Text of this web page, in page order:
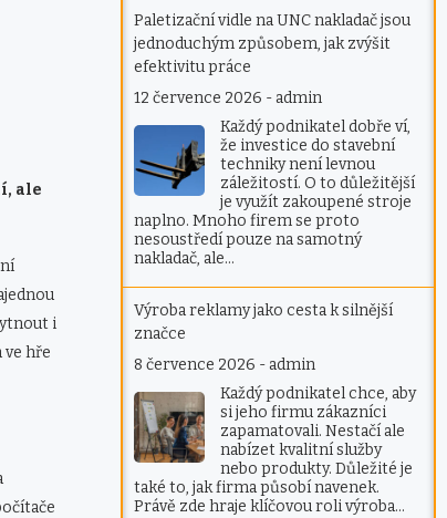
ale
i
hře
Paletizační vidle na UNC nakladač jsou
jednoduchým způsobem, jak zvýšit
efektivitu práce
12 července 2026 - admin
Každý podnikatel dobře ví,
že investice do stavební
techniky není levnou
záležitostí. O to důležitější
je využít zakoupené stroje
naplno. Mnoho firem se proto
nesoustředí pouze na samotný
nakladač, ale…
Výroba reklamy jako cesta k silnější
značce
8 července 2026 - admin
Každý podnikatel chce, aby
si jeho firmu zákazníci
zapamatovali. Nestačí ale
nabízet kvalitní služby
nebo produkty. Důležité je
také to, jak firma působí navenek.
Právě zde hraje klíčovou roli výroba…